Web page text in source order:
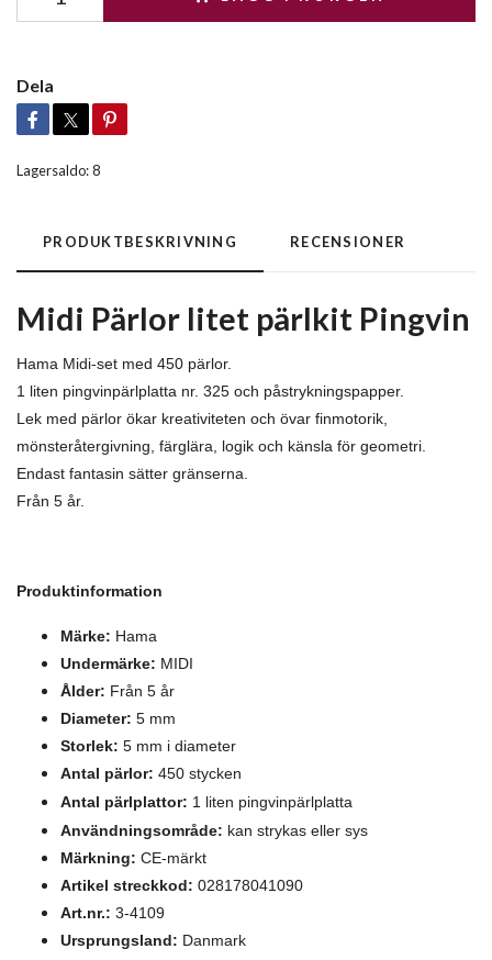
Dela
Lagersaldo:8
PRODUKTBESKRIVNING RECENSIONER
Midi Pärlor litet pärlkit Pingvin
Hama Midi-set med 450 pärlor.
1 liten pingvinpärlplatta nr. 325 och påstrykningspapper.
Lek med pärlor ökar kreativiteten och övar finmotorik,
mönsteråtergivning, färglära, logik och känsla för geometri.
Endast fantasin sätter gränserna.
Från 5 år.
Produktinformation
Märke: Hama
Undermärke: MIDI
Ålder: Från 5 år
Diameter: 5 mm
Storlek: 5 mm i diameter
Antal pärlor: 450 stycken
Antal pärlplattor: 1 liten pingvinpärlplatta
Användningsområde: kan strykas eller sys
Märkning: CE-märkt
Artikel streckkod: 028178041090
Art.nr.: 3-4109
Ursprungsland: Danmark